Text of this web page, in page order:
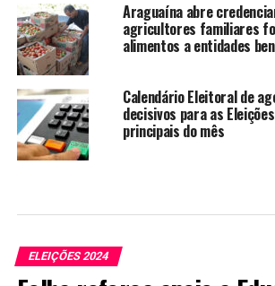
Araguaína abre
agricultores familiares
alimentos a entidades
Calendário Eleitoral de
decisivos para as
principais do mês
ELEIÇÕES 2024